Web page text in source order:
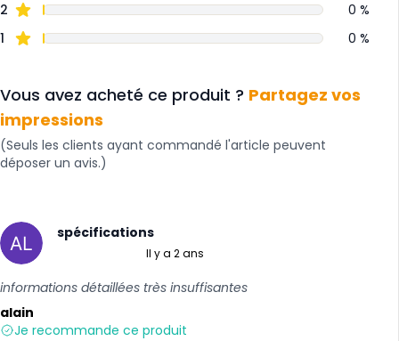
2
0 %
1
0 %
Vous avez acheté ce produit ? Partagez vos
impressions
(Seuls les clients ayant commandé l'article peuvent
déposer un avis.)
spécifications
Il y a 2 ans
informations détaillées très insuffisantes
alain
Je recommande ce produit